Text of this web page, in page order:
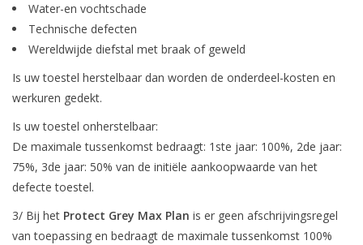
Water-en vochtschade
Technische defecten
Wereldwijde diefstal met braak of geweld
Is uw toestel herstelbaar dan worden de onderdeel-kosten en
werkuren gedekt.
Is uw toestel onherstelbaar:
De maximale tussenkomst bedraagt: 1ste jaar: 100%, 2de jaar:
75%, 3de jaar: 50% van de initiële aankoopwaarde van het
defecte toestel.
3/ Bij het Protect Grey Max Plan is er geen afschrijvingsregel
van toepassing en bedraagt de maximale tussenkomst 100%